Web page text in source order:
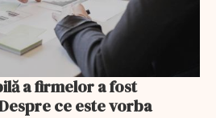
a firmelor a fost
ce este vorba